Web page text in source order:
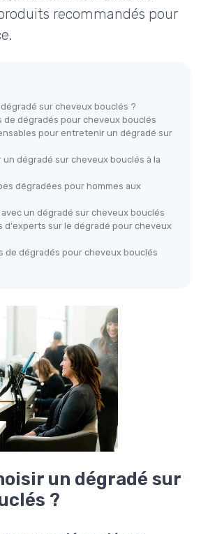
recommandés pour
sur cheveux bouclés ?
dégradés pour cheveux bouclés
pour entretenir un dégradé sur
un dégradé sur cheveux bouclés à la
dégradées pour hommes aux
un dégradé sur cheveux bouclés
d'experts sur le dégradé pour cheveux
de dégradés pour cheveux bouclés
un dégradé sur
?